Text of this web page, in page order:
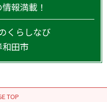
報満載！
くらしなび
和田市
TOP